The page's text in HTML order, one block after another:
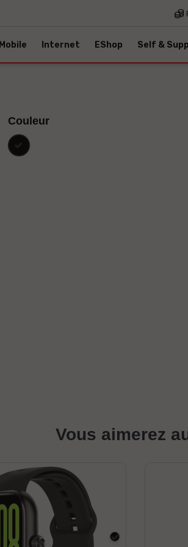
Mobile Internet EShop Self &
Couleur
Noir
Vous aimerez
Noir